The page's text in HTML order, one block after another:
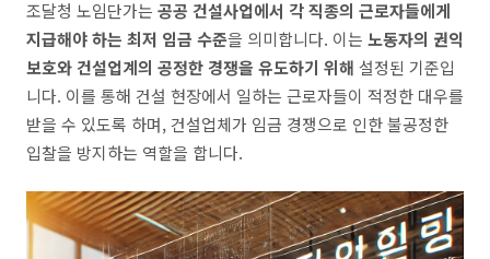
조달청 노임단가는 공공 건설사업에서 각 직종의 근로자들에게
지급해야 하는 최저 임금 수준을 의미합니다. 이는 노동자의 권익
보호와 건설업계의 공정한 경쟁을 유도하기 위해 설정된 기준입
니다. 이를 통해 건설 현장에서 일하는 근로자들이 적정한 대우를
받을 수 있도록 하며, 건설업체가 임금 경쟁으로 인한 불공정한
입찰을 방지하는 역할을 합니다.